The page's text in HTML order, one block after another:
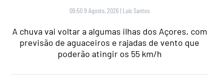
09:50 9 Agosto, 2026 | Luís Santos
A chuva vai voltar a algumas ilhas dos Açores, com
previsão de aguaceiros e rajadas de vento que
poderão atingir os 55 km/h